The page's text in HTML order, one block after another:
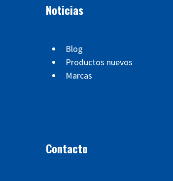
Noticias
Blog
Productos nuevos
Marcas
Contacto